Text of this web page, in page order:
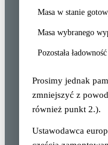
Masa w stanie
Masa wybranego
Pozostała
Prosimy jednak
zmniejszyć z
również punkt 2.).
Ustawodawca